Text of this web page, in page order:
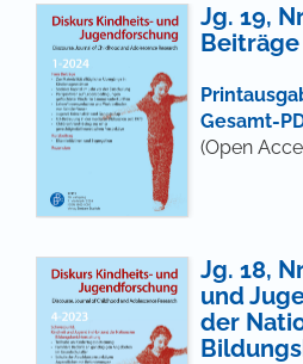
Jg. 19,
Beiträge
Gesamt-
(Open
Jg. 18,
und
der